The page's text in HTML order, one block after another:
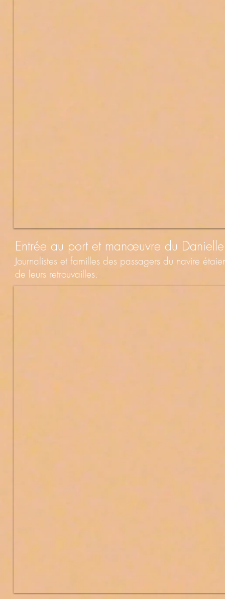
Entrée au port et manœuvre du
Journalistes et familles des passagers du navire
de leurs retrouvailles.